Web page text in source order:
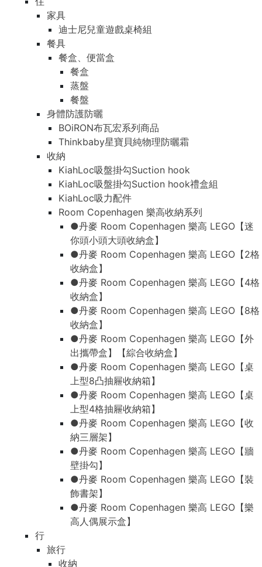
家具
迪士尼兒童遊戲桌椅組
餐具
餐盒、便當盒
餐盒
蒸盤
餐盤
身體防護防曬
BOiRON布瓦宏系列商品
Thinkbaby星寶貝純物理防曬霜
收納
KiahLoc吸盤掛勾Suction hook
KiahLoc吸盤掛勾Suction hook禮盒組
KiahLoc吸力配件
Room Copenhagen 樂高收納系列
●丹麥 Room Copenhagen 樂高 LEGO【迷
你頭小頭大頭收納盒】
●丹麥 Room Copenhagen 樂高 LEGO【2格
收納盒】
●丹麥 Room Copenhagen 樂高 LEGO【4格
收納盒】
●丹麥 Room Copenhagen 樂高 LEGO【8格
收納盒】
●丹麥 Room Copenhagen 樂高 LEGO【外
出攜帶盒】【綜合收納盒】
●丹麥 Room Copenhagen 樂高 LEGO【桌
上型8凸抽屜收納箱】
●丹麥 Room Copenhagen 樂高 LEGO【桌
上型4格抽屜收納箱】
●丹麥 Room Copenhagen 樂高 LEGO【收
納三層架】
●丹麥 Room Copenhagen 樂高 LEGO【牆
壁掛勾】
●丹麥 Room Copenhagen 樂高 LEGO【裝
飾書架】
●丹麥 Room Copenhagen 樂高 LEGO【樂
高人偶展示盒】
行
旅行
收納